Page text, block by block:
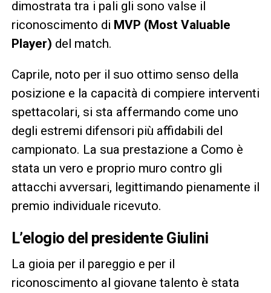
dimostrata tra i pali gli sono valse il
riconoscimento di MVP (Most Valuable
Player) del match.
Caprile, noto per il suo ottimo senso della
posizione e la capacità di compiere interventi
spettacolari, si sta affermando come uno
degli estremi difensori più affidabili del
campionato. La sua prestazione a Como è
stata un vero e proprio muro contro gli
attacchi avversari, legittimando pienamente il
premio individuale ricevuto.
L’elogio del presidente Giulini
La gioia per il pareggio e per il
riconoscimento al giovane talento è stata